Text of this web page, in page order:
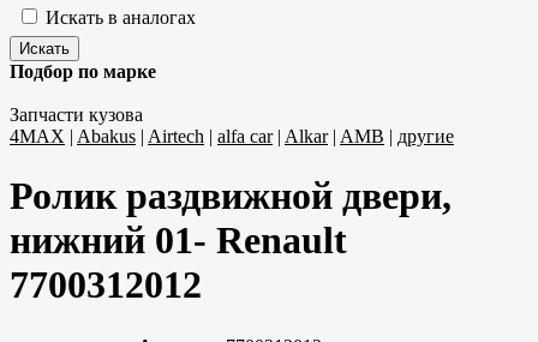
Искать в аналогах
Подбор по марке
Запчасти кузова
4MAX | Abakus | Airtech | alfa car| Alkar| AMB | другие
Ролик раздвижной двери,
нижний 01- Renault
7700312012